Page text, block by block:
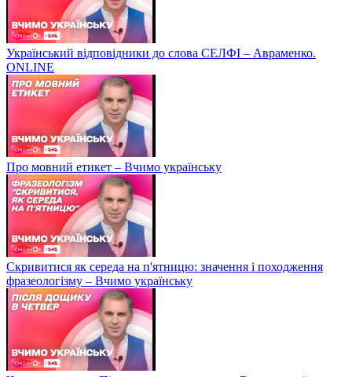
Український відповідники до слова СЕЛФІ – Авраменко.
ONLINE
Про мовний етикет – Вчимо українську
Скривитися як середа на п'ятницю: значення і походження
фразеологізму – Вчимо українську